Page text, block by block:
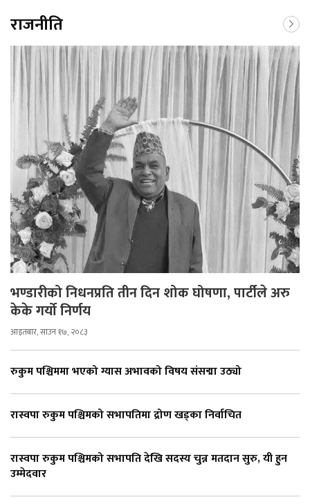
राजनीति
भण्डारीको निधनप्रति तीन दिन शोक घोषणा, पार्टीले अरु
केके गर्यो निर्णय
आइतबार, साउन १७, २०८३
रुकुम पश्चिममा भएको ग्यास अभावको विषय संसद्मा उठ्यो
रास्वपा रुकुम पश्चिमको सभापतिमा द्रोण खड्का निर्वाचित
रास्वपा रुकुम पश्चिमको सभापति देखि सदस्य चुन्न मतदान सुरु, यी हुन
उम्मेदवार